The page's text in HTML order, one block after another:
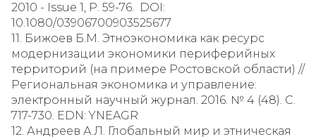
2010 - Issue 1, P. 59-76. DOI:
10.1080/03906700903525677
11. Бижоев Б.М. Этноэкономика как ресурс
модернизации экономики периферийных
территорий (на примере Ростовской области) //
Региональная экономика и управление:
электронный научный журнал. 2016. № 4 (48). С.
717-730. EDN: YNEAGR
12. Андреев А.Л. Глобальный мир и этническая